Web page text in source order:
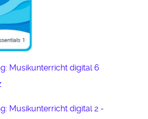
Musikunterricht digital 6
Musikunterricht digital 2 -